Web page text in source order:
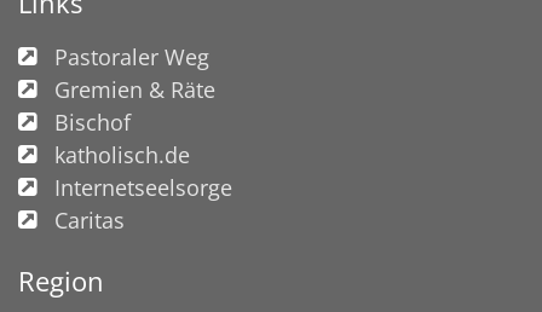
Pastoraler Weg
Gremien & Räte
Bischof
katholisch.de
Internetseelsorge
Caritas
Region